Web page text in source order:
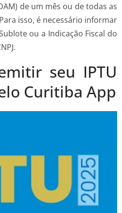
de um mês ou de todas as
isso, é necessário informar
ou a Indicação Fiscal do
seu IPTU
Curitiba App